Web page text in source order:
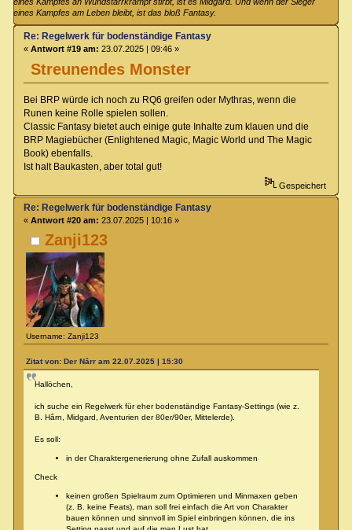
eines Kampfes an Wundstarrkrampf stirbt, ist es Midgard. Und wenn der Sieger
eines Kampfes am Leben bleibt, ist das bloß Fantasy.
Streunendes Monster
Re: Regelwerk für bodenständige Fantasy
« Antwort #19 am: 23.07.2025 | 09:46 »
Bei BRP würde ich noch zu RQ6 greifen oder Mythras, wenn die
Runen keine Rolle spielen sollen.
Classic Fantasy bietet auch einige gute Inhalte zum klauen und die
BRP Magiebücher (Enlightened Magic, Magic World und The Magic
Book) ebenfalls.
Ist halt Baukasten, aber total gut!
Gespeichert
Zanji123
Username: Zanji123
Re: Regelwerk für bodenständige Fantasy
« Antwort #20 am: 23.07.2025 | 10:16 »
Zitat von: Der Nârr am 22.07.2025 | 15:30
Hallöchen,
ich suche ein Regelwerk für eher bodenständige Fantasy-Settings (wie z.
B. Hârn, Midgard, Aventurien der 80er/90er, Mittelerde).
Es soll:
in der Charaktergenerierung ohne Zufall auskommen
Check
keinen großen Spielraum zum Optimieren und Minmaxen geben
(z. B. keine Feats), man soll frei einfach die Art von Charakter
bauen können und sinnvoll im Spiel einbringen können, die ins